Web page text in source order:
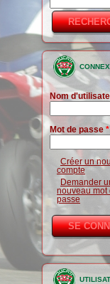
de
Nom
Mot de passe *
Créer un
compte
Demander
nouveau mot
passe